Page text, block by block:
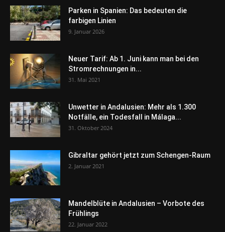
Parken in Spanien: Das bedeuten die
farbigen Linien
9. Januar 2026
Neuer Tarif: Ab 1. Juni kann man bei den
Stromrechnungen in...
31. Mai 2021
Unwetter in Andalusien: Mehr als 1.300
Notfälle, ein Todesfall in Málaga...
31. Oktober 2024
Gibraltar gehört jetzt zum Schengen-Raum
2. Januar 2021
Mandelblüte in Andalusien – Vorbote des
Frühlings
22. Januar 2022